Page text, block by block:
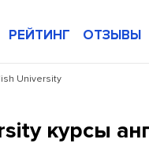
РЕЙТИНГ ОТЗЫВЫ
University
курсы